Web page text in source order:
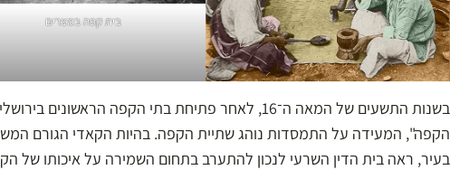
בית קפה במצרים
בשנות התשעים של המאה ה־16, לאחר פתיחת בתי הקפה
הקפה", המעידה על התמסדות נוהג שתיית הקפה. בהיות הקאדי הגורם
בעיר, ראה בית הדין השרעי לנכון להתערב בתחום השמירה על איכותו של